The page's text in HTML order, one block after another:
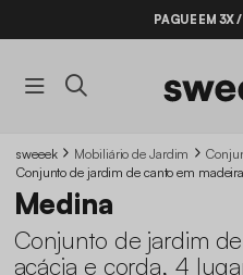
BYE BYE
PAGUE EM 3X
sweeek Mobiliário de Jardim
Conjunto de jardim de canto em
Medina
Conjunto de jardim
acácia e corda, 4